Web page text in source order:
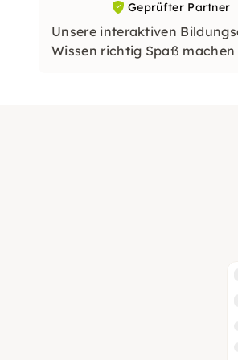
Geprüfter Partner
Unsere interaktiven
Wissen richtig Spaß machen